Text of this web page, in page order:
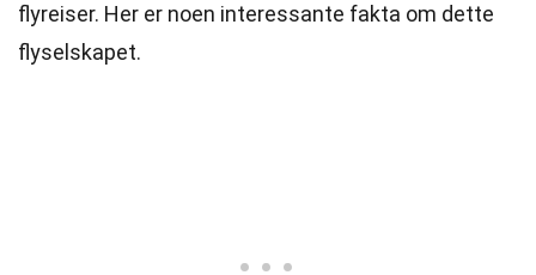
flyreiser. Her er noen interessante fakta om dette
flyselskapet.